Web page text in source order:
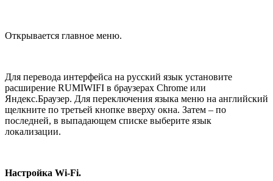
Открывается главное меню.
Для перевода интерфейса на русский язык установите
расширение RUMIWIFI в браузерах Chrome или
Яндекс.Браузер. Для переключения языка меню на английский
щелкните по третьей кнопке вверху окна. Затем – по
последней, в выпадающем списке выберите язык
локализации.
Настройка Wi-Fi.